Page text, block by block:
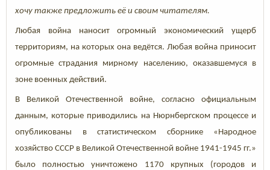
хочу также предложить её и своим читателям.
Любая война наносит огромный экономический ущерб
территориям, на которых она ведётся. Любая война приносит
огромные страдания мирному населению, оказавшемуся в
зоне военных действий.
В Великой Отечественной войне, согласно официальным
данным, которые приводились на Нюрнбергском процессе и
опубликованы в статистическом сборнике «Народное
хозяйство СССР в Великой Отечественной войне 1941-1945 гг.»
было полностью уничтожено 1170 крупных (городов и